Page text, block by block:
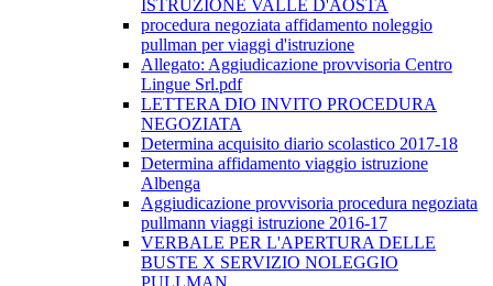
ISTRUZIONE VALLE D'AOSTA
procedura negoziata affidamento noleggio
pullman per viaggi d'istruzione
Allegato: Aggiudicazione provvisoria Centro
Lingue Srl.pdf
LETTERA DIO INVITO PROCEDURA
NEGOZIATA
Determina acquisito diario scolastico 2017-18
Determina affidamento viaggio istruzione
Albenga
Aggiudicazione provvisoria procedura negoziata
pullmann viaggi istruzione 2016-17
VERBALE PER L'APERTURA DELLE
BUSTE X SERVIZIO NOLEGGIO